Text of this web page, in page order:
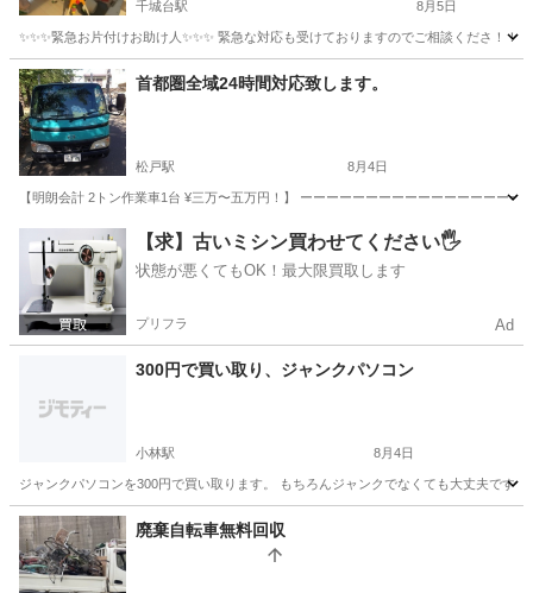
千城台駅 8月5日
✨✨✨緊急お片付けお助け人✨✨✨ 緊急な対応も受けておりますのでご相談くださ！
千葉 千葉市 千城台駅 不用品回収 片付け
首都圏全域24時間対応致します。
松戸駅 8月4日
【明朗会計 2トン作業車1台 ¥三万〜五万円！】 ーーーーーーーーーーーーーーーー
千葉 松戸市 松戸駅 遺品整理 料金
【求】古いミシン買わせてください🖐️
状態が悪くてもOK！最大限買取します
プリフラ Ad
300円で買い取り、ジャンクパソコン
小林駅 8月4日
ジャンクパソコンを300円で買い取ります。 もちろんジャンクでなくても大丈夫です
千葉 印西市 小林駅 不用品買取
廃棄自転車無料回収